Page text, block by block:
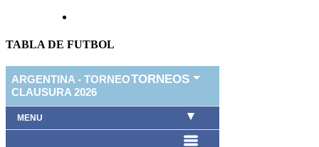
TABLA DE FUTBOL